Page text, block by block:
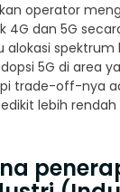
operator
4G dan 5G
spektrum
5G di area
trade-off-nya
lebih